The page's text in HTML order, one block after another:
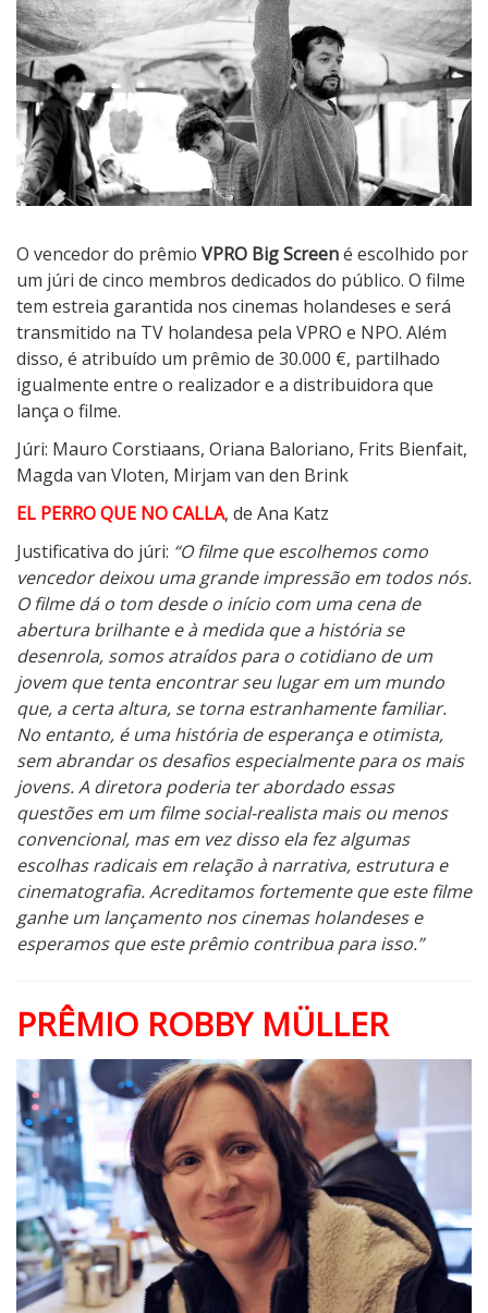
O vencedor do prêmio VPRO Big Screené escolhido por
um júri de cinco membros dedicados do público. O filme
tem estreia garantida nos cinemas holandeses e será
transmitido na TV holandesa pela VPRO e NPO. Além
disso, é atribuído um prêmio de 30.000 €, partilhado
igualmente entre o realizador e a distribuidora que
lança o filme.
Júri: Mauro Corstiaans, Oriana Baloriano, Frits Bienfait,
Magda van Vloten, Mirjam van den Brink
EL PERRO QUE NO CALLA, de Ana Katz
Justificativa do júri: “O filme que escolhemos como
vencedor deixou uma grande impressão em todos nós.
O filme dá o tom desde o início com uma cena de
abertura brilhante e à medida que a história se
desenrola, somos atraídos para o cotidiano de um
jovem que tenta encontrar seu lugar em um mundo
que, a certa altura, se torna estranhamente familiar.
No entanto, é uma história de esperança e otimista,
sem abrandar os desafios especialmente para os mais
jovens. A diretora poderia ter abordado essas
questões em um filme social-realista mais ou menos
convencional, mas em vez disso ela fez algumas
escolhas radicais em relação à narrativa, estrutura e
cinematografia. Acreditamos fortemente que este filme
ganhe um lançamento nos cinemas holandeses e
esperamos que este prêmio contribua para isso.”
PRÊMIO ROBBY MÜLLER